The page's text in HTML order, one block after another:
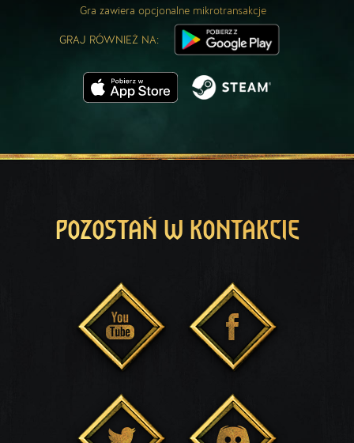
Gra zawiera opcjonalne mikrotransakcje
GRAJ RÓWNIEŻ NA:
POZOSTAŃ W KONTAKCIE